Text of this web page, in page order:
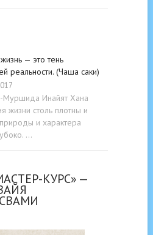
— это тень
реальности. (Чаша саки)
Муршида Инайят Хана
жизни столь плотны и
и характера
…
КУРС» —